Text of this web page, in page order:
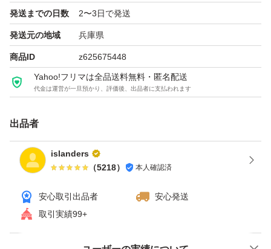
発送までの日数 2〜3日で発送
発送元の地域 兵庫県
商品ID z625675448
Yahoo!フリマは全品送料無料・匿名配送
代金は運営が一旦預かり、評価後、出品者に支払われます
出品者
islanders
（5218） 本人確認済
安心取引出品者
安心発送
取引実績99+